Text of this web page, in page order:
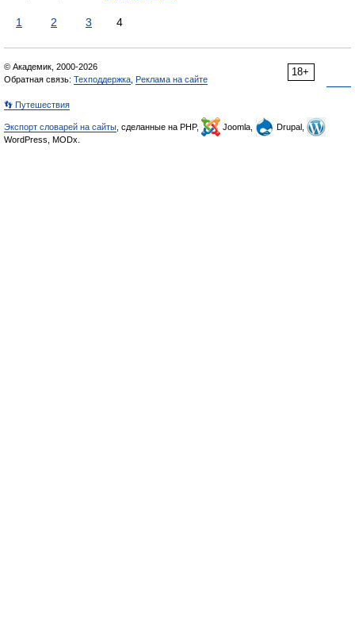
1 2 3 4
18+
© Академик, 2000-2026
Обратная связь: Техподдержка Реклама на сайте
👣 Путешествия
Экспорт словарей на сайты , сделанные на PHP, Joomla,
Drupal,
WordPress, MODx.